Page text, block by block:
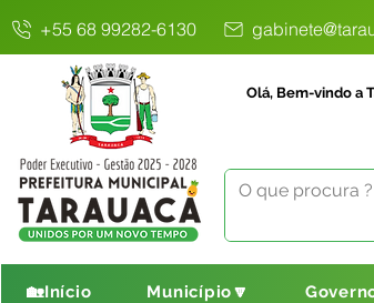
+55 68 99282-6130
Olá, Bem-vindo a
🏡Início Município🔽